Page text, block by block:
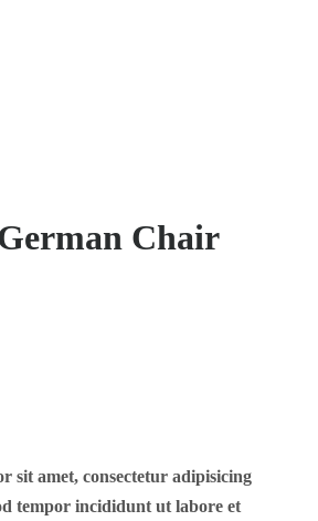
Chair
sit amet, consectetur adipisicing
tempor incididunt ut labore et